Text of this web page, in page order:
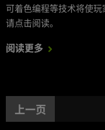
可着色编程等技术将使玩
请点击阅读。
阅读更多
上一页